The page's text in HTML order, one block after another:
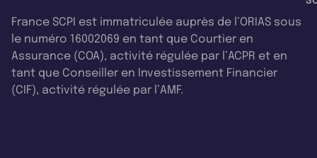
France SCPI est immatriculée auprès de l’ORIAS sous
le numéro 16002069 en tant que Courtier en
Assurance (COA), activité régulée par l’ACPR et en
tant que Conseiller en Investissement Financier
(CIF), activité régulée par l’AMF.